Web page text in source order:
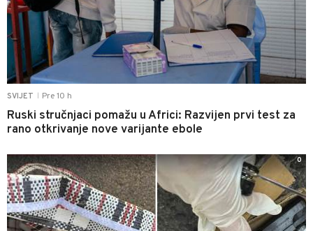
SVIJET Pre 10 h
Ruski stručnjaci pomažu u Africi: Razvijen prvi test za
rano otkrivanje nove varijante ebole
0